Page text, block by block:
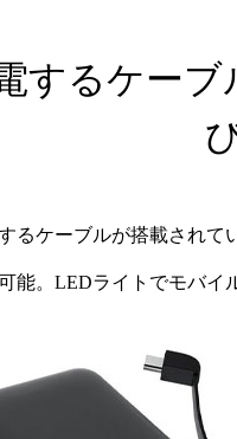
するケー
るケーブルが搭載されて
能。LEDライトでモバ